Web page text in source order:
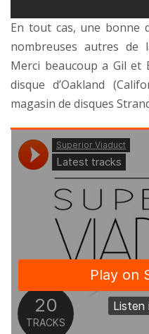
En tout cas, une bonne
nombreuses autres de
Merci beaucoup a Gil et
disque d’Oakland
magasin de disques